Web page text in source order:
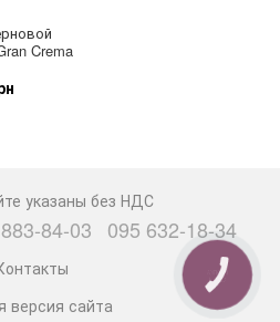
Crema
указаны без НДС
84-03 095 632-18-34
версия сайта
КНОПКА
СВЯЗИ